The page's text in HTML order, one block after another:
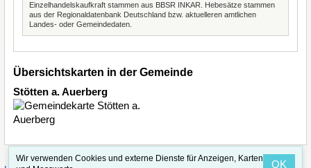
Einzelhandelskaufkraft stammen aus BBSR INKAR. Hebesätze stammen
aus der Regionaldatenbank Deutschland bzw. aktuelleren amtlichen
Landes- oder Gemeindedaten.
Übersichtskarten in der Gemeinde
Stötten a. Auerberg
Wir verwenden Cookies und externe Dienste für Anzeigen, Karten
OK